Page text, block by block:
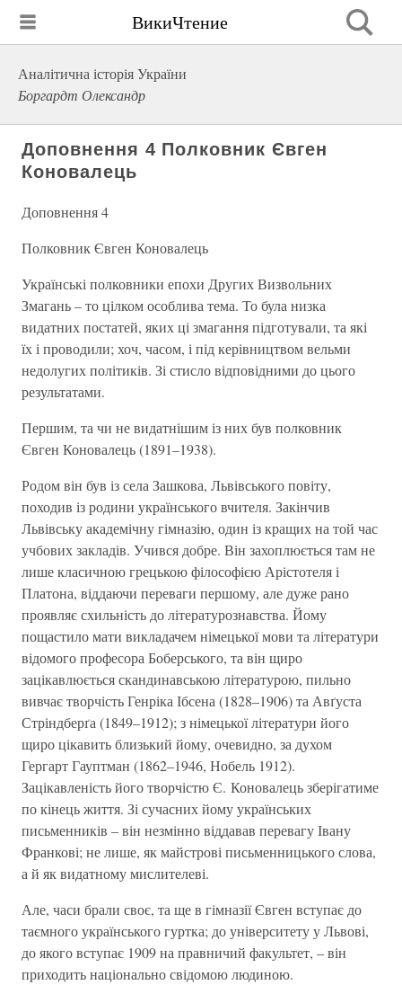
ВикиЧтение
Аналітична історія України
Боргардт Олександр
Доповнення 4 Полковник Євген
Коновалець
Доповнення 4
Полковник Євген Коновалець
Українські полковники епохи Других Визвольних
Змагань – то цілком особлива тема. То була низка
видатних постатей, яких ці змагання підготували, та які
їх і проводили; хоч, часом, і під керівництвом вельми
недолугих політиків. Зі стисло відповідними до цього
результатами.
Першим, та чи не видатнішим із них був полковник
Євген Коновалець (1891–1938).
Родом він був із села Зашкова, Львівського повіту,
походив із родини українського вчителя. Закінчив
Львівську академічну гімназію, один із кращих на той час
учбових закладів. Учився добре. Він захоплюється там не
лише класичною грецькою філософією Арістотеля і
Платона, віддаючи переваги першому, але дуже рано
проявляє схильність до літературознавства. Йому
пощастило мати викладачем німецької мови та літератури
відомого професора Боберського, та він щиро
зацікавлюється скандинавською літературою, пильно
вивчає творчість Генріка Ібсена (1828–1906) та Авґуста
Стріндберґа (1849–1912); з німецької літератури його
щиро цікавить близький йому, очевидно, за духом
Гергарт Гауптман (1862–1946, Нобель 1912).
Зацікавленість його творчістю Є. Коновалець зберігатиме
по кінець життя. Зі сучасних йому українських
письменників – він незмінно віддавав перевагу Івану
Франкові; не лише, як майстрові письменницького слова,
а й як видатному мислителеві.
Але, часи брали своє, та ще в гімназії Євген вступає до
таємного українського гуртка; до університету у Львові,
до якого вступає 1909 на правничий факультет, – він
приходить національно свідомою людиною.